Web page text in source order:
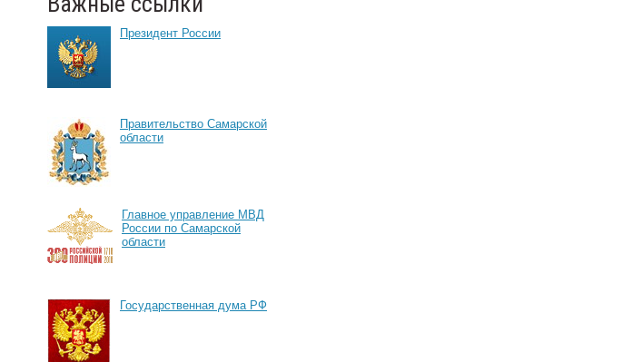
Президент России
Правительство Самарской
области
Главное управление МВД
России по Самарской
области
Государственная дума РФ